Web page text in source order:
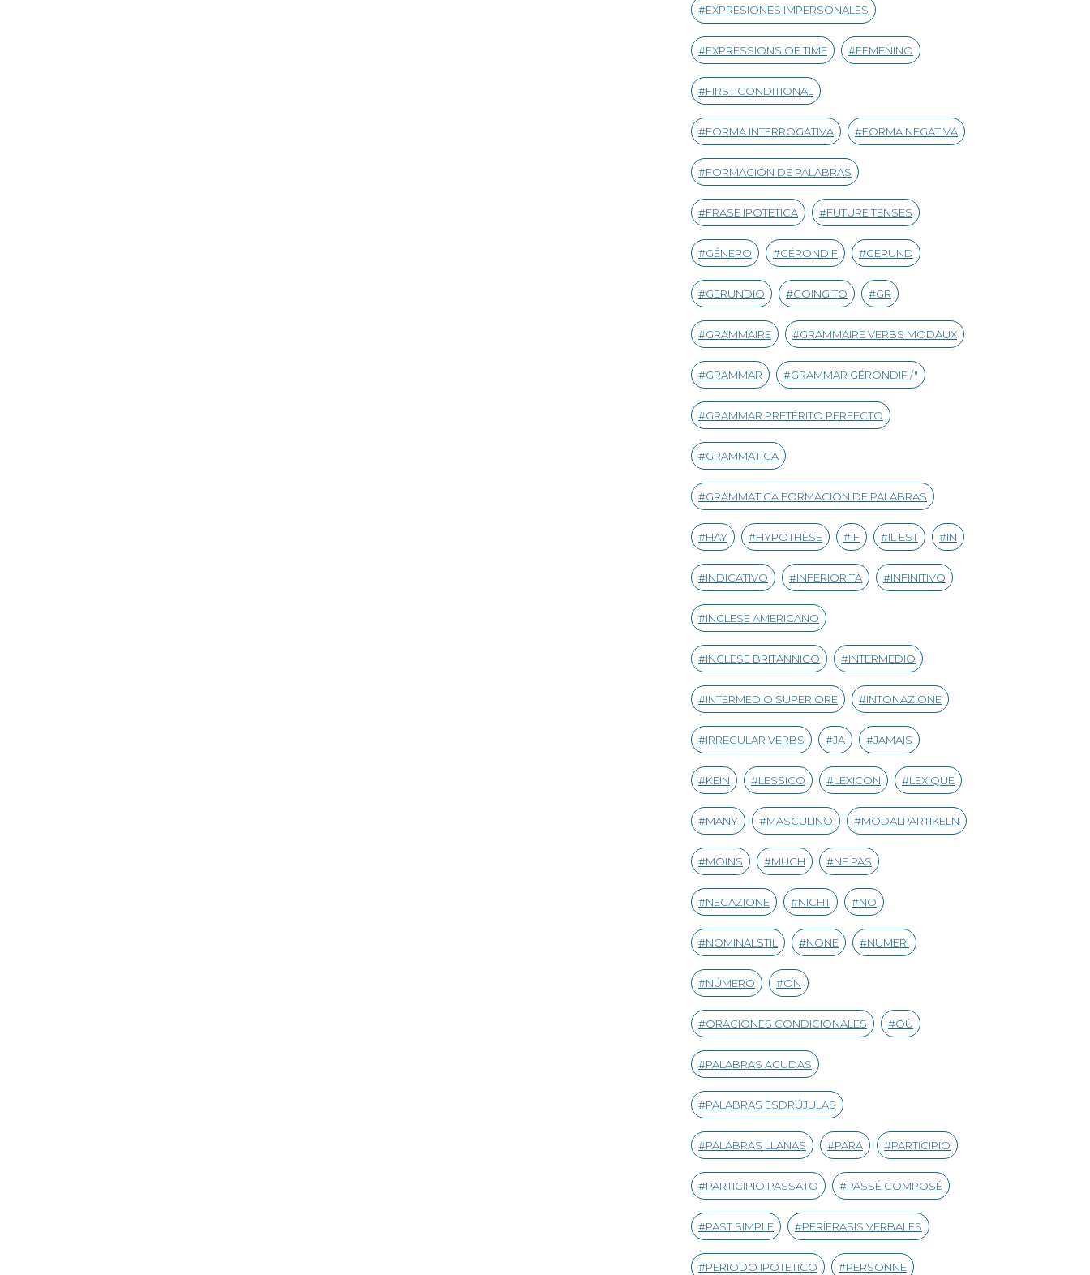
EXPRESIONES IMPERSONALES
EXPRESSIONS OF TIME FEMENINO
FIRST CONDITIONAL
FORMA INTERROGATIVA FORMA NEGATIVA
FORMACIÓN DE PALABRAS
FRASE IPOTETICA FUTURE TENSES
GÉNERO GÉRONDIF GERUND
GERUNDIO GOING TO GR
GRAMMAIRE GRAMMAIRE VERBS MODAUX
GRAMMAR GRAMMAR GÉRONDIF /"
GRAMMAR PRETÉRITO PERFECTO
GRAMMATICA
GRAMMATICA FORMACIÓN DE PALABRAS
HAY HYPOTHÈSE IF IL EST IN
INDICATIVO INFERIORITÀ INFINITIVO
INGLESE AMERICANO
INGLESE BRITANNICO INTERMEDIO
INTERMEDIO SUPERIORE INTONAZIONE
IRREGULAR VERBS JA JAMAIS
KEIN LESSICO LEXICON LEXIQUE
MANY MASCULINO MODALPARTIKELN
MOINS MUCH NE PAS
NEGAZIONE NICHT NO
NOMINALSTIL NONE NUMERI
NÚMERO ON
ORACIONES CONDICIONALES OÙ
PALABRAS AGUDAS
PALABRAS ESDRÚJULAS
PALABRAS LLANAS PARA PARTICIPIO
PARTICIPIO PASSATO PASSÉ COMPOSÉ
PAST SIMPLE PERÍFRASIS VERBALES
PERIODO IPOTETICO PERSONNE